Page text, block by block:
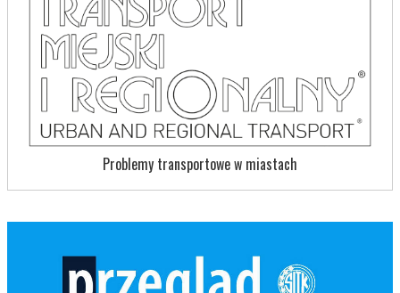
Problemy transportowe w miastach